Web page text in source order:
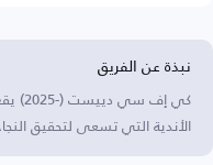
نبذة عن الفريق
كي
الأندية التي تسعى لتحقيق